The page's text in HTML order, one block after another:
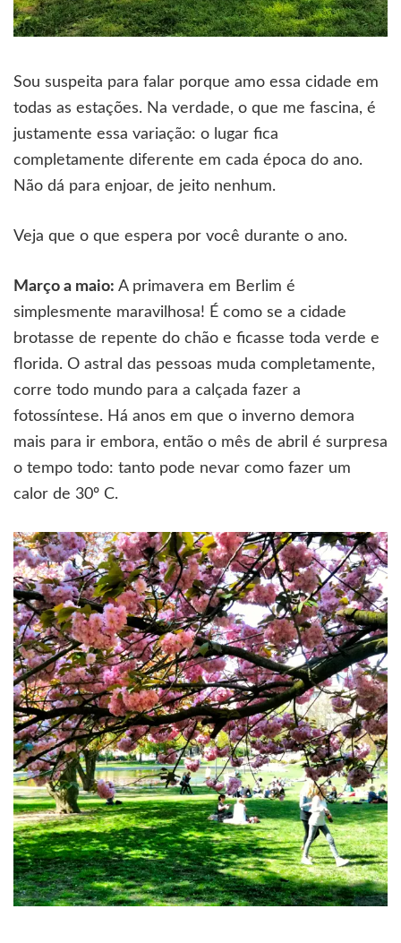
Sou suspeita para falar porque amo essa cidade em
todas as estações. Na verdade, o que me fascina, é
justamente essa variação: o lugar fica
completamente diferente em cada época do ano.
Não dá para enjoar, de jeito nenhum.
Veja que o que espera por você durante o ano.
Março a maio: A primavera em Berlim é
simplesmente maravilhosa! É como se a cidade
brotasse de repente do chão e ficasse toda verde e
florida. O astral das pessoas muda completamente,
corre todo mundo para a calçada fazer a
fotossíntese. Há anos em que o inverno demora
mais para ir embora, então o mês de abril é surpresa
o tempo todo: tanto pode nevar como fazer um
calor de 30º C.